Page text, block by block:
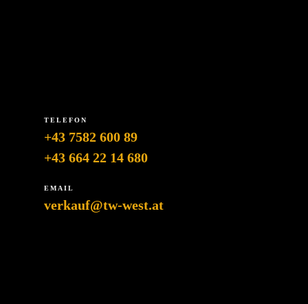
TELEFON
+43 7582 600 89
+43 664 22 14 680
EMAIL
verkauf@tw-west.at